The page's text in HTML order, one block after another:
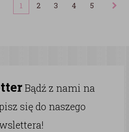
1 2 3 4 5
Bądź z nami na
się do naszego